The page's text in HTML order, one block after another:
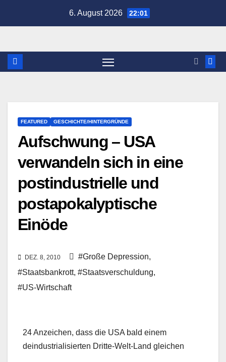
6. August 2026 22:01
FEATURED GESCHICHTE/HINTERGRÜNDE
Aufschwung – USA
verwandeln sich in eine
postindustrielle und
postapokalyptische
Einöde
DEZ. 8, 2010 #Große Depression,
#Staatsbankrott, #Staatsverschuldung,
#US-Wirtschaft
24 Anzeichen, dass die USA bald einem
deindustrialisierten Dritte-Welt-Land gleichen